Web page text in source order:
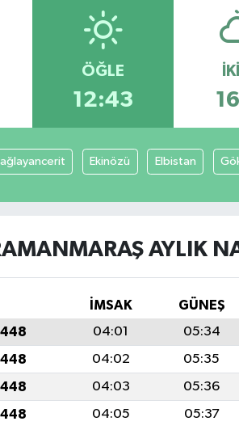
ÖĞLE
12:43
Ekinözü Elbistan
AYLIK
İMSAK GÜNEŞ
04:01 05:34
04:02 05:35
04:03 05:36
04:05 05:37